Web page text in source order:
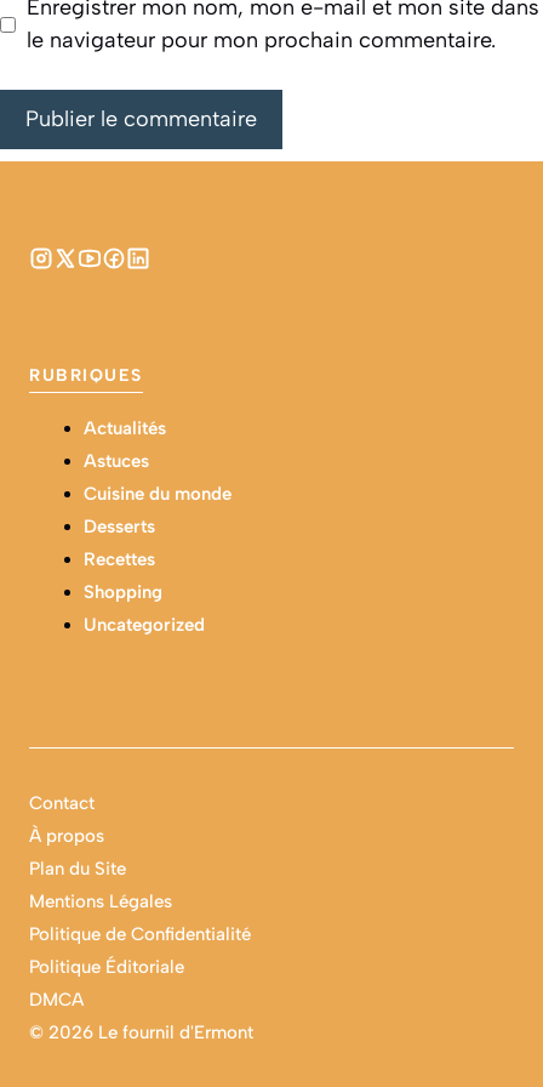
Enregistrer mon nom, mon e-mail et mon site dans
le navigateur pour mon prochain commentaire.
RUBRIQUES
Actualités
Astuces
Cuisine du monde
Desserts
Recettes
Shopping
Uncategorized
© 2026 Le fournil d'Ermont
Contact
À propos
Plan du Site
Mentions Légales
Politique de Confidentialité
Politique Éditoriale
DMCA